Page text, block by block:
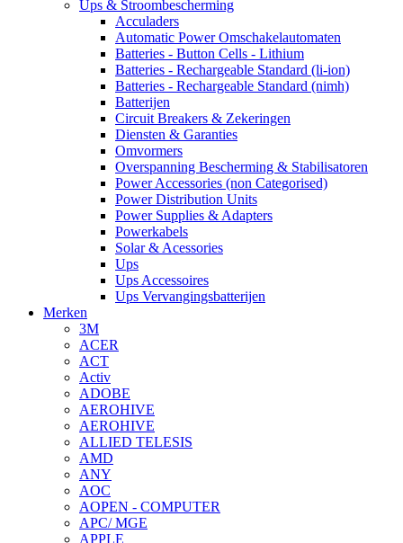
Ups & Stroombescherming
Acculaders
Automatic Power Omschakelautomaten
Batteries - Button Cells - Lithium
Batteries - Rechargeable Standard (li-ion)
Batteries - Rechargeable Standard (nimh)
Batterijen
Circuit Breakers & Zekeringen
Diensten & Garanties
Omvormers
Overspanning Bescherming & Stabilisatoren
Power Accessories (non Categorised)
Power Distribution Units
Power Supplies & Adapters
Powerkabels
Solar & Acessories
Ups
Ups Accessoires
Ups Vervangingsbatterijen
Merken
3M
ACER
ACT
Activ
ADOBE
AEROHIVE
AEROHIVE
ALLIED TELESIS
AMD
ANY
AOC
AOPEN - COMPUTER
APC/ MGE
APPLE